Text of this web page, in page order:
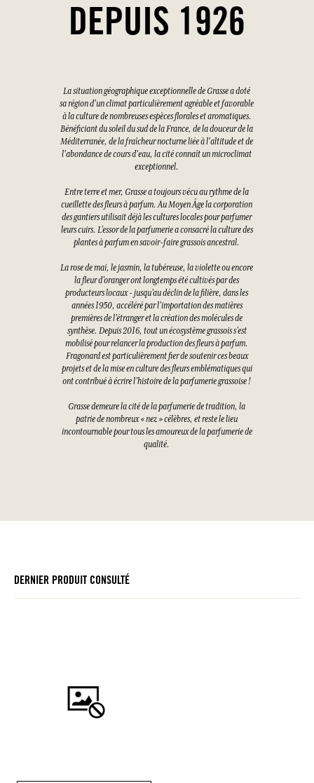
DEPUIS 1926
La situation géographique exceptionnelle de Grasse a doté
sa région d'un climat particulièrement agréable et favorable
à la culture de nombreuses espèces florales et aromatiques.
Bénéficiant du soleil du sud de la France, de la douceur de la
Méditerranée, de la fraîcheur nocturne liée à l'altitude et de
l'abondance de cours d'eau, la cité connaît un microclimat
exceptionnel.
Entre terre et mer, Grasse a toujours vécu au rythme de la
cueillette des fleurs à parfum. Au Moyen Âge la corporation
des gantiers utilisait déjà les cultures locales pour parfumer
leurs cuirs. L’essor de la parfumerie a consacré la culture des
plantes à parfum en savoir-faire grassois ancestral.
La rose de mai, le jasmin, la tubéreuse, la violette ou encore
la fleur d’oranger ont longtemps été cultivés par des
producteurs locaux - jusqu’au déclin de la filière, dans les
années 1950, accéléré par l’importation des matières
premières de l’étranger et la création des molécules de
synthèse. Depuis 2016, tout un écosystème grassois s’est
mobilisé pour relancer la production des fleurs à parfum.
Fragonard est particulièrement fier de soutenir ces beaux
projets et de la mise en culture des fleurs emblématiques qui
ont contribué à écrire l’histoire de la parfumerie grassoise !
Grasse demeure la cité de la parfumerie de tradition, la
patrie de nombreux « nez » célèbres, et reste le lieu
incontournable pour tous les amoureux de la parfumerie de
qualité.
DERNIER PRODUIT CONSULTÉ